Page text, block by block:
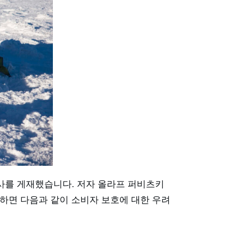
게재했습니다. 저자 올라프 퍼비츠키
면 다음과 같이 소비자 보호에 대한 우려